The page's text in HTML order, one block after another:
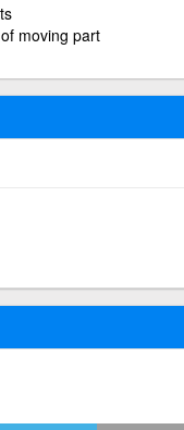
moving part